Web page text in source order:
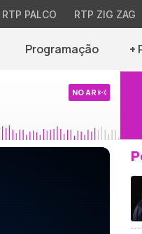
RTP PALCO RTP ZIG ZAG
Programação +
NO AR